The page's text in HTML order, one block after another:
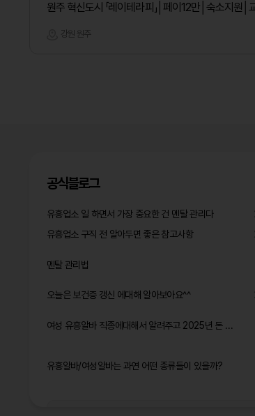
원주 혁신도시 「레이테라피」│페이12만│숙소지원│
강원 원주
공식블로그
유흥업소 일 하면서 가장 중요한 건 멘탈 관리다
유흥업소 구직 전 알아두면 좋은 참고사항
멘탈 관리법
오늘은 보건증 갱신 에대해 알아보아요^^
여성 유흥알바 직종에대해서 알려주고 2025년 돈 많이 벌것같은 직종은?
유흥알바/여성알바는 과연 어떤 종류들이 있을까?